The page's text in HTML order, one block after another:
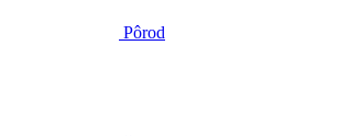
Pôrod